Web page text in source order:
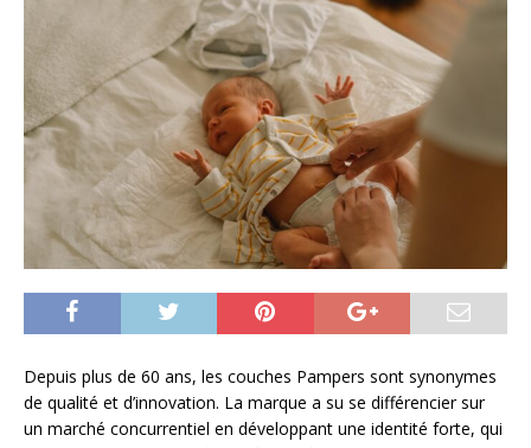
Depuis plus de 60 ans, les couches Pampers sont synonymes
de qualité et d’innovation. La marque a su se différencier sur
un marché concurrentiel en développant une identité forte, qui